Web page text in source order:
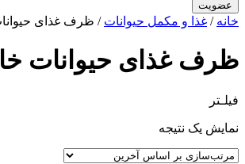
خانه / غذا و مکمل حیوانات / ظرف غذای
ظرف غذای حیوانات
فیلـتر
نمایش یک نتیجه